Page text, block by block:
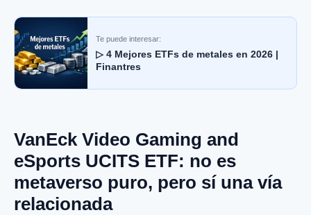
Te puede interesar:
▷ 4 Mejores ETFs de metales en 2026 |
Finantres
VanEck Video Gaming and
eSports UCITS ETF: no es
metaverso puro, pero sí una vía
relacionada